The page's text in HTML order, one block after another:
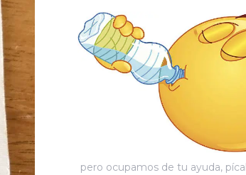
pero ocupamos de tu ayuda,